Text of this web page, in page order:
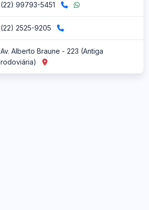
(22) 99793-5451
(22) 2525-9205
Av. Alberto Braune - 223 (Antiga
rodoviária)